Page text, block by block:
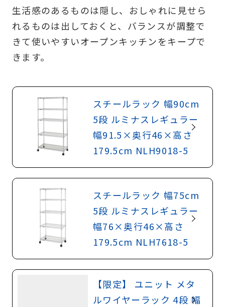
生活感のあるものは隠し、おしゃれに見せら
れるものは出しておくと、バランスが調整で
きて使いやすいオープンキッチンをキープで
きます。
スチールラック 幅90cm
5段 ルミナスレギュラー
幅91.5×奥行46×高さ
179.5cm NLH9018-5
スチールラック 幅75cm
5段 ルミナスレギュラー
幅76×奥行46×高さ
179.5cm NLH7618-5
【限定】 ユニット メタ
ルワイヤーラック 4段 幅